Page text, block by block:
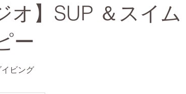
オ】SUP ＆スイ
ー
イビング